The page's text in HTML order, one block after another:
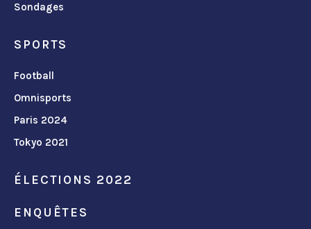
Sondages
SPORTS
Football
Omnisports
Paris 2024
Tokyo 2021
ÉLECTIONS 2022
ENQUÊTES